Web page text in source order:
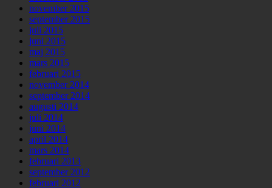
november 2015
september 2015
juli 2015
juni 2015
maj 2015
mars 2015
februari 2015
november 2014
september 2014
augusti 2014
juli 2014
juni 2014
april 2014
mars 2014
februari 2013
september 2012
februari 2012